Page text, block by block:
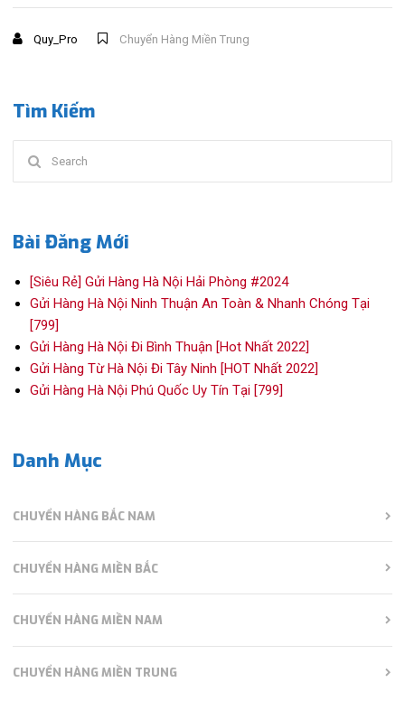
Quy_Pro Chuyển Hàng Miền Trung
Tìm Kiếm
for:
Bài Đăng Mới
[Siêu Rẻ] Gửi Hàng Hà Nội Hải Phòng #2024
Gửi Hàng Hà Nội Ninh Thuận An Toàn & Nhanh Chóng Tại
[799]
Gửi Hàng Hà Nội Đi Bình Thuận [Hot Nhất 2022]
Gửi Hàng Từ Hà Nội Đi Tây Ninh [HOT Nhất 2022]
Gửi Hàng Hà Nội Phú Quốc Uy Tín Tại [799]
Danh Mục
CHUYỂN HÀNG BẮC NAM
CHUYỂN HÀNG MIỀN BẮC
CHUYỂN HÀNG MIỀN NAM
CHUYỂN HÀNG MIỀN TRUNG